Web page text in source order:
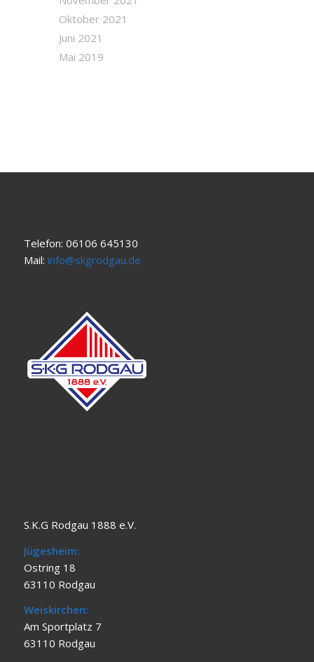
Oktober 2021
Juni 2021
Mai 2019
Telefon: 06106 645130
Mail: info@skgrodgau.de
S.K.G Rodgau 1888 e.V.
Jügesheim:
Ostring 18
63110 Rodgau
Weiskirchen:
Am Sportplatz 7
63110 Rodgau